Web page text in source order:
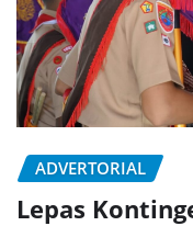
ADVERTORIAL
Lepas